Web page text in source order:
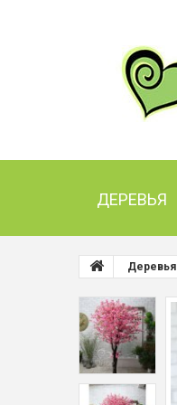
ДЕРЕВЬЯ
Деревья